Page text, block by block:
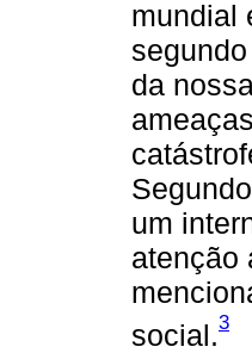
mundial
da
um
atenção
social.3